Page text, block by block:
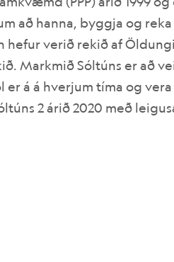
að hanna, byggja og
verið rekið af
Markmið Sóltúns er að
er á á hverjum tíma og
2 árið 2020 með